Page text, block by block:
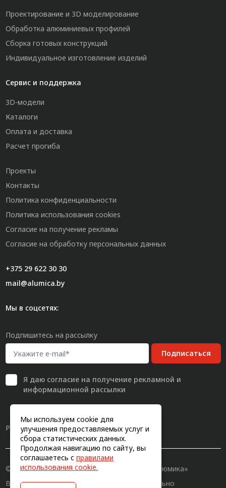
Мы используем cookie для
улучшения предоставляемых услуг и
сбора статистических данных.
Продолжая навигацию по сайту, вы
соглашаетесь с правилами
использования cookie.
Проектирование и 3D моделирование
Обработка алюминиевых профилей
Сборка готовых конструкций
Индивидуальное изготовление изделий
Сервис и поддержка
3D-модели
Каталоги
Оплата и доставка
Расчет прогиба
Проекты
Контакты
Политика конфиденциальности
Политика использования cookies
Согласие на получение рекламы
Согласие на обработку персональных данных
+375 29 622 30 30
mail@alumica.by
Мы в соцсетях:
Подпишитесь на рассылку
Подписаться
Я даю согласиена получение рекламной и
информационной рассылки
Разработка сайта
© 2011-2026, Конструкционный профиль «Алюмика»
Вся информация на сайте имеет исключительно